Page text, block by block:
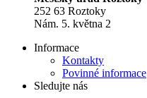
252 63 Roztoky
Nám. 5. května 2
Informace
Kontakty
Povinné informace
Sledujte nás